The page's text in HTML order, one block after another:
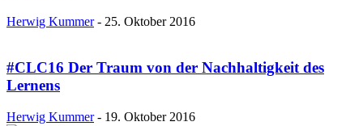
Herwig Kummer - 25. Oktober 2016
#CLC16 Der Traum von der Nachhaltigkeit des
Lernens
Herwig Kummer - 19. Oktober 2016